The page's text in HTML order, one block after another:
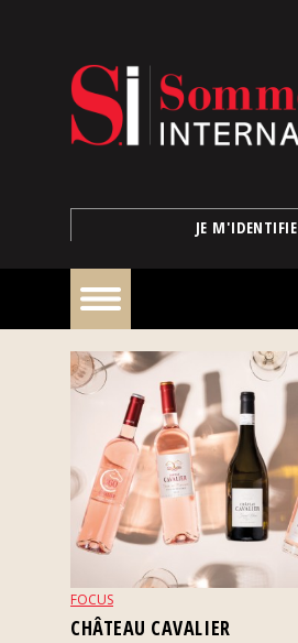
JE M'IDENTIFIE
À
la
Reportages
Nos
événements
Spiritueux
FOCUS
CHÂTEAU CAVALIER